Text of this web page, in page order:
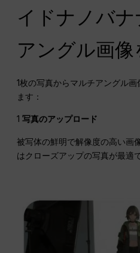
イドナノバ
アングル画像
1枚の写真からマルチアングル
ます：
1写真のアップロード
被写体の鮮明で解像度の高い画
はクローズアップの写真が最適